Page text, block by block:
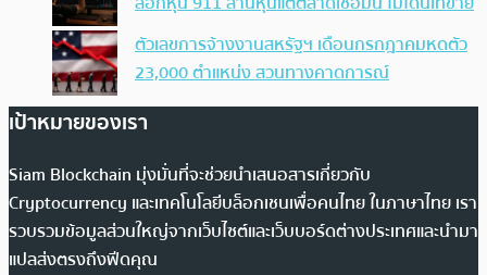
ตัวเลขการจ้างงานสหรัฐฯ เดือนกรกฎาคมหดตัว
23,000 ตำแหน่ง สวนทางคาดการณ์
เป้าหมายของเรา
Siam Blockchain มุ่งมั่นที่จะช่วยนำเสนอสารเกี่ยวกับ
Cryptocurrency และเทคโนโลยีบล็อกเชนเพื่อคนไทย ในภาษาไทย เรา
รวบรวมข้อมูลส่วนใหญ่จากเว็บไซต์และเว็บบอร์ดต่างประเทศและนำมา
แปลส่งตรงถึงฟีดคุณ